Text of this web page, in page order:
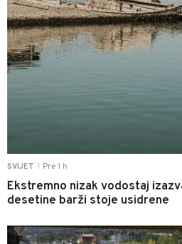
SVIJET Pre 1 h
Ekstremno nizak vodostaj
desetine barži stoje usidrene